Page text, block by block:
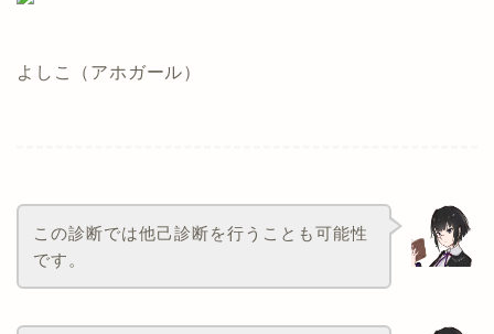
よしこ（アホガール）
この診断では他己診断を行うことも可能性
です。